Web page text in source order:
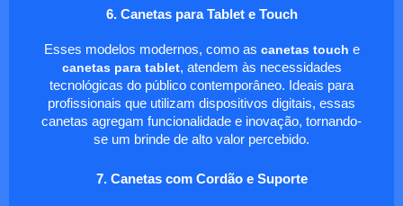
6. Canetas para Tablet e Touch
Esses modelos modernos, como as canetas touch e
canetas para tablet, atendem às necessidades
tecnológicas do público contemporâneo. Ideais para
profissionais que utilizam dispositivos digitais, essas
canetas agregam funcionalidade e inovação, tornando-
se um brinde de alto valor percebido.
7. Canetas com Cordão e Suporte